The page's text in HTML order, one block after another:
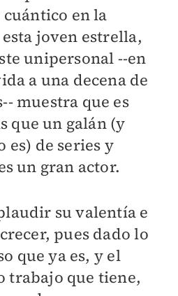
cuántico en la
joven estrella,
unipersonal --en
a una decena de
muestra que es
que un galán (y
es) de series y
un gran actor.
su valentía e
pues dado lo
que ya es, y el
trabajo que tiene,